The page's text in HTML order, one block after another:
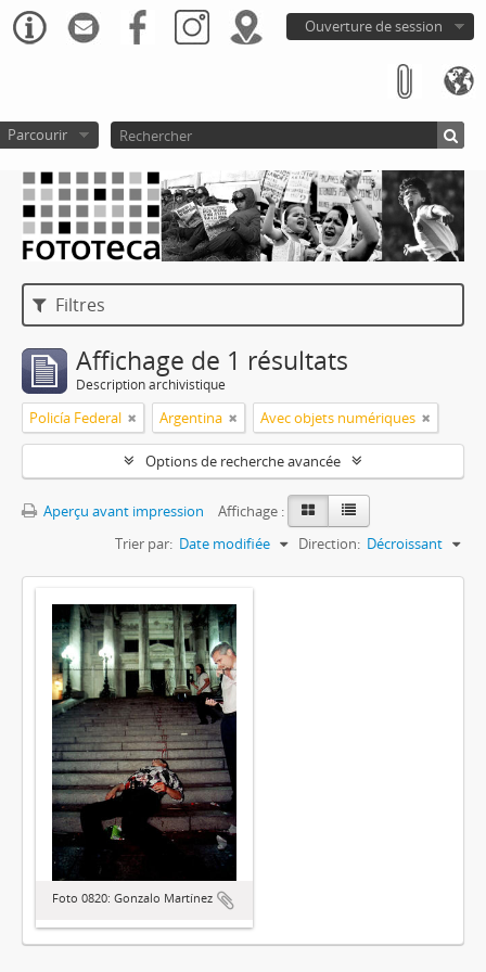
Ouverture de session
Parcourir
Filtres
Affichage de 1 résultats
Description archivistique
Policía Federal Argentina Avec objets numériques
Options de recherche avancée
Aperçu avant impression
Affichage :
Trier par: Date modifiée Direction: Décroissant
Foto 0820: Gonzalo Martínez